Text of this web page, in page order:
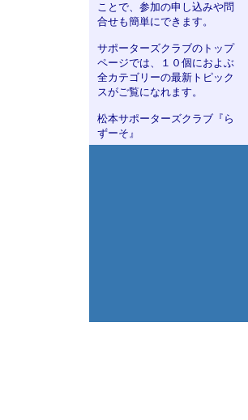
ことで、参加の申し込みや問
合せも簡単にできます。
サポーターズクラブのトップ
ページでは、１０個におよぶ
全カテゴリーの最新トピック
スがご覧になれます。
松本サポーターズクラブ『ら
ずーそ』